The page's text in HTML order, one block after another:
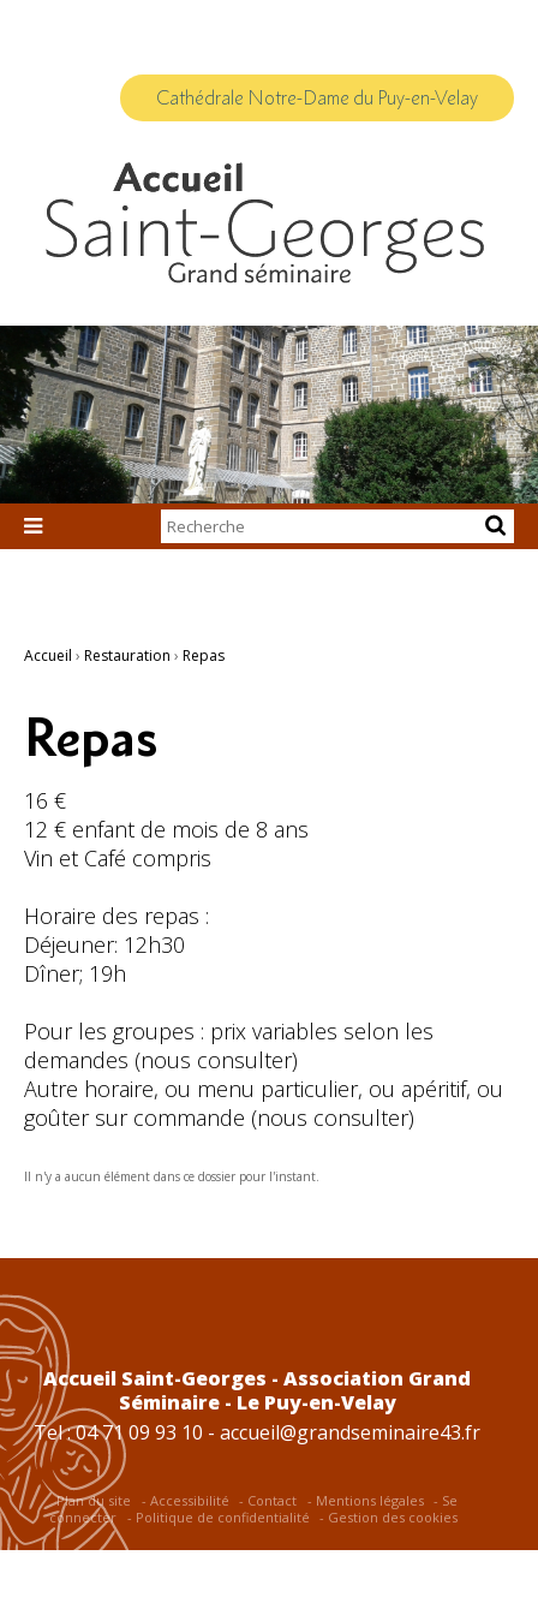
Cathédrale Notre-Dame du Puy-en-Velay

Chercher par
Recherche
Accueil › Restauration › Repas
Repas
16 €
12 € enfant de mois de 8 ans
Vin et Café compris
Horaire des repas :
Déjeuner: 12h30
Dîner; 19h
Pour les groupes : prix variables selon les
demandes (nous consulter)
Autre horaire, ou menu particulier, ou apéritif, ou
goûter sur commande (nous consulter)
Il n'y a aucun élément dans ce dossier pour l'instant.
Accueil Saint-Georges - Association Grand
Séminaire - Le Puy-en-Velay
Tel : 04 71 09 93 10 - accueil@grandseminaire43.fr
Plan du site Accessibilité Contact Mentions légales
Se
connecter
Politique de confidentialité Gestion des cookies